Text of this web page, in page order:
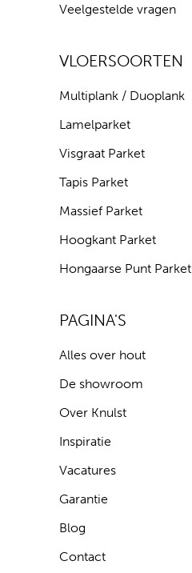
Veelgestelde vragen
VLOERSOORTEN
Multiplank / Duoplank
Lamelparket
Visgraat Parket
Tapis Parket
Massief Parket
Hoogkant Parket
Hongaarse Punt Parket
PAGINA'S
Alles over hout
De showroom
Over Knulst
Inspiratie
Vacatures
Garantie
Blog
Contact